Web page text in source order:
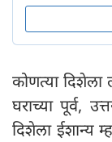
कोणत्या दिशेला
घराच्या पूर्व,
दिशेला ईशान्य